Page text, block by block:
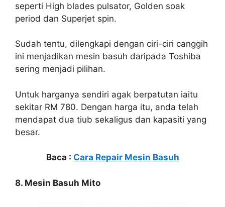
seperti High blades pulsator, Golden soak
period dan Superjet spin.
Sudah tentu, dilengkapi dengan ciri-ciri canggih
ini menjadikan mesin basuh daripada Toshiba
sering menjadi pilihan.
Untuk harganya sendiri agak berpatutan iaitu
sekitar RM 780. Dengan harga itu, anda telah
mendapat dua tiub sekaligus dan kapasiti yang
besar.
Baca : Cara Repair Mesin Basuh
8. Mesin Basuh Mito